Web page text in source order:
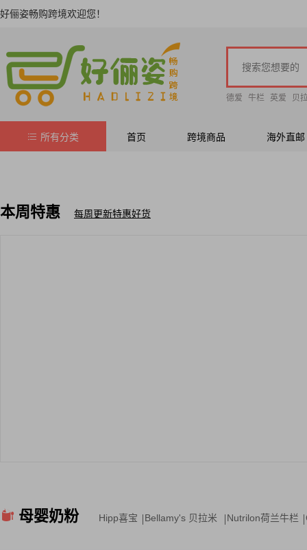
好俪姿畅购跨境欢迎您！
德爱 牛栏 英爱 贝
所有分类 首页 跨境商品 海外直邮
本周特惠 每周更新特惠好货
母婴奶粉 Hipp喜宝 Bellamy's 贝拉米 Nutrilon荷兰牛栏